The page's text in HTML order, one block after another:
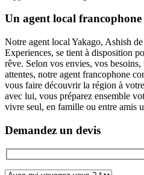
Un agent local francophone
Notre agent local Yakago, Ashish
Experiences, se tient à disposition
rêve. Selon vos envies, vos
attentes, notre agent francophone
vous faire découvrir la région à
avec lui, vous préparez ensemble
vivre seul, en famille ou entre amis
Demandez un devis